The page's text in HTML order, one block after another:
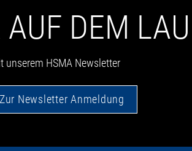
DEM
unserem HSMA Newsletter
Zur Newsletter Anmeldung